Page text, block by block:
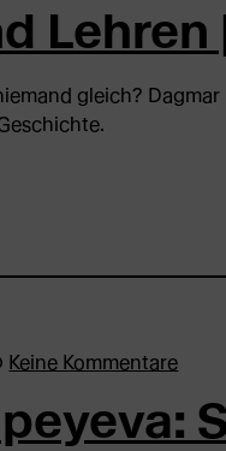
gleich?
Keine Kommentare